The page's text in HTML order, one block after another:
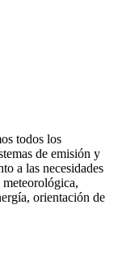
todos los
de emisión y
a las necesidades
orientación de